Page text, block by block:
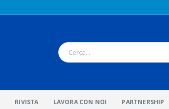
RIVISTA LAVORA CON NOI PARTNERSHIP